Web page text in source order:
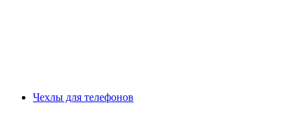
Чехлы для телефонов